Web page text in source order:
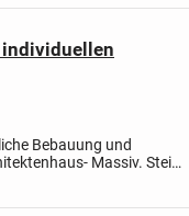
individuellen
Bebauung und
- Massiv. Stein